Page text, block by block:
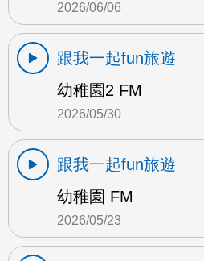
2026/06/06
跟我一起fun旅遊
幼稚園2 FM
2026/05/30
跟我一起fun旅遊
幼稚園 FM
2026/05/23